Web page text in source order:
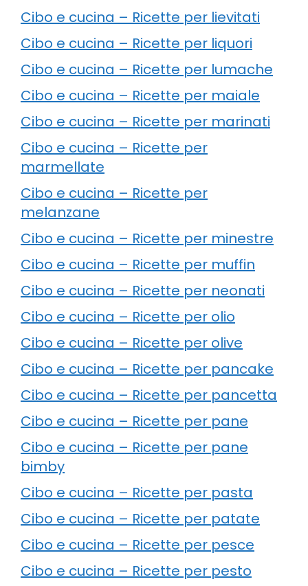
Cibo e cucina – Ricette per lievitati
Cibo e cucina – Ricette per liquori
Cibo e cucina – Ricette per lumache
Cibo e cucina – Ricette per maiale
Cibo e cucina – Ricette per marinati
Cibo e cucina – Ricette per
marmellate
Cibo e cucina – Ricette per
melanzane
Cibo e cucina – Ricette per minestre
Cibo e cucina – Ricette per muffin
Cibo e cucina – Ricette per neonati
Cibo e cucina – Ricette per olio
Cibo e cucina – Ricette per olive
Cibo e cucina – Ricette per pancake
Cibo e cucina – Ricette per pancetta
Cibo e cucina – Ricette per pane
Cibo e cucina – Ricette per pane
bimby
Cibo e cucina – Ricette per pasta
Cibo e cucina – Ricette per patate
Cibo e cucina – Ricette per pesce
Cibo e cucina – Ricette per pesto